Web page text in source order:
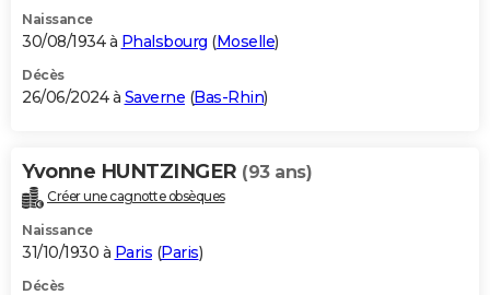
Naissance
30/08/1934 à Phalsbourg (Moselle)
Décès
26/06/2024 à Saverne (Bas-Rhin)
Yvonne HUNTZINGER (93 ans)
Créer une cagnotte obsèques
Naissance
31/10/1930 à Paris (Paris)
Décès